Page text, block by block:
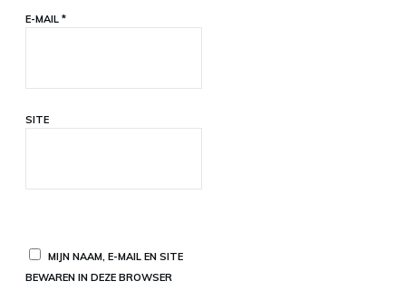
E-MAIL *
SITE
MIJN NAAM, E-MAIL EN SITE
BEWAREN IN DEZE BROWSER